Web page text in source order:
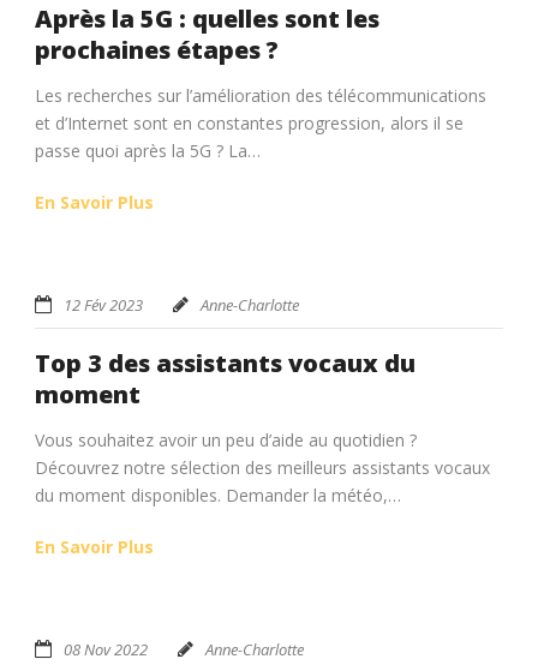
Après la 5G : quelles sont les
prochaines étapes ?
Les recherches sur l’amélioration des télécommunications
et d’Internet sont en constantes progression, alors il se
passe quoi après la 5G ? La…
En Savoir Plus
12 Fév 2023 Anne-Charlotte
Top 3 des assistants vocaux du
moment
Vous souhaitez avoir un peu d’aide au quotidien ?
Découvrez notre sélection des meilleurs assistants vocaux
du moment disponibles. Demander la météo,…
En Savoir Plus
08 Nov 2022 Anne-Charlotte